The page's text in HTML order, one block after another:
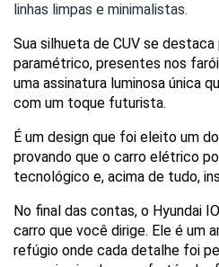
linhas limpas e minimalistas.
Sua silhueta de CUV se
paramétrico, presentes nos
uma assinatura luminosa única
com um toque futurista.
É um design que foi eleito um
provando que o carro elétrico
tecnológico e, acima de tudo,
No final das contas, o Hyundai
carro que você dirige. Ele é um
refúgio onde cada detalhe foi